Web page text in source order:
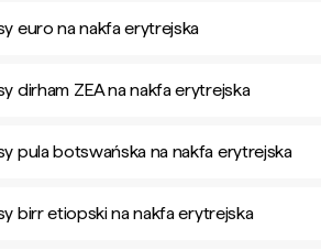
euro na nakfa erytrejska
dirham ZEA na nakfa erytrejska
pula botswańska na nakfa erytrejska
birr etiopski na nakfa erytrejska